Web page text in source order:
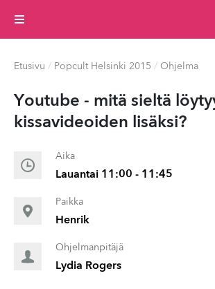
Valikko
Etusivu / Popcult Helsinki 2015 / Ohjelma
Youtube - mitä sieltä
kissavideoiden lisäksi?
Aika
Lauantai 11:00 - 11:45
Paikka
Henrik
Ohjelmanpitäjä
Lydia Rogers